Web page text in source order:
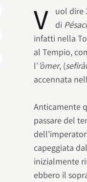
V uol dire
di
infatti nella
al Tempio,
l’’òmer, (
accennata
Anticamente
passare del
capeggiata
inizialmente
ebbero il